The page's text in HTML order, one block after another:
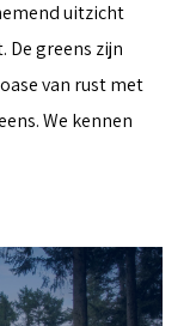
uitzicht
De greens zijn
van rust met
We kennen